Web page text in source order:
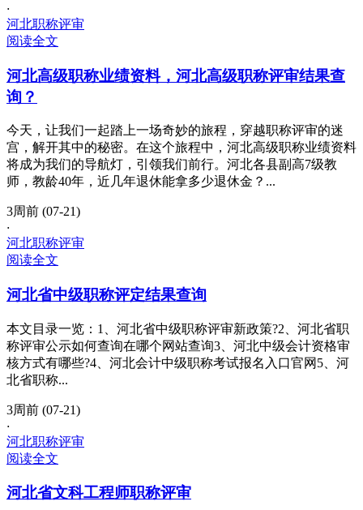
·
河北职称评审
阅读全文
河北高级职称业绩资料，河北高级职称评审结果查
询？
今天，让我们一起踏上一场奇妙的旅程，穿越职称评审的迷
宫，解开其中的秘密。在这个旅程中，河北高级职称业绩资料
将成为我们的导航灯，引领我们前行。河北各县副高7级教
师，教龄40年，近几年退休能拿多少退休金？...
3周前 (07-21)
·
河北职称评审
阅读全文
河北省中级职称评定结果查询
本文目录一览：1、河北省中级职称评审新政策?2、河北省职
称评审公示如何查询在哪个网站查询3、河北中级会计资格审
核方式有哪些?4、河北会计中级职称考试报名入口官网5、河
北省职称...
3周前 (07-21)
·
河北职称评审
阅读全文
河北省文科工程师职称评审